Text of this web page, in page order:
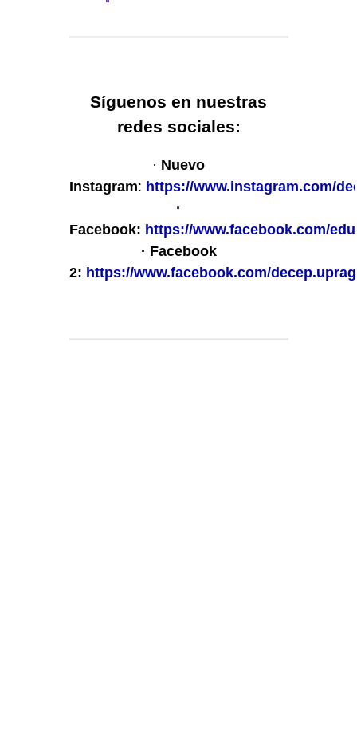
Síguenos en nuestras
redes sociales:
· Nuevo
Instagram: https://www.instagram.com/
·
Facebook: https://www.facebook.com/
· Facebook
2: https://www.facebook.com/